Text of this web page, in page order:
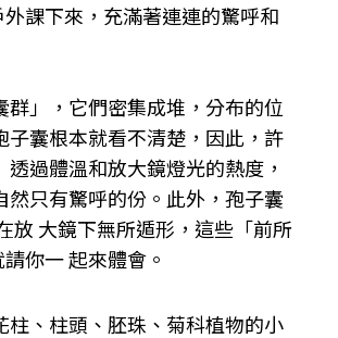
課下來，充滿著連連的驚呼和
」，它們密集成堆，分布的位
囊根本就看不清楚，因此，許
過體溫和放大鏡燈光的熱度，
只有驚呼的份。此外，孢子囊
放 大鏡下無所遁形，這些「前所
你一 起來體會。
、柱頭、胚珠、菊科植物的小